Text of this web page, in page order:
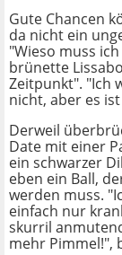
Gute Chancen
da nicht ein
"Wieso muss
brünette
Zeitpunkt". "Ich
nicht, aber es
Derweil
Date mit einer
ein schwarzer
eben ein Ball,
werden muss.
einfach nur
skurril
mehr Pimmel!",